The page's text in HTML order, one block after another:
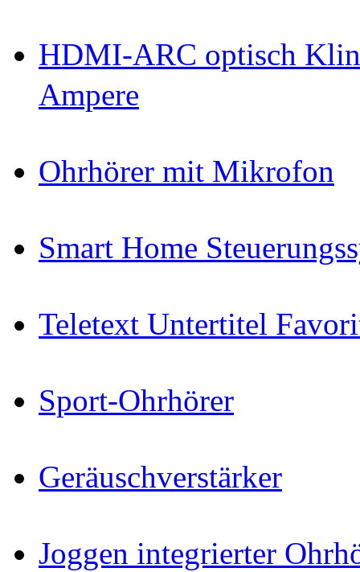
HDMI-ARC optisch
Ampere
Ohrhörer mit Mikrofon
Smart Home
Teletext Untertitel
Sport-Ohrhörer
Geräuschverstärker
Joggen integrierter